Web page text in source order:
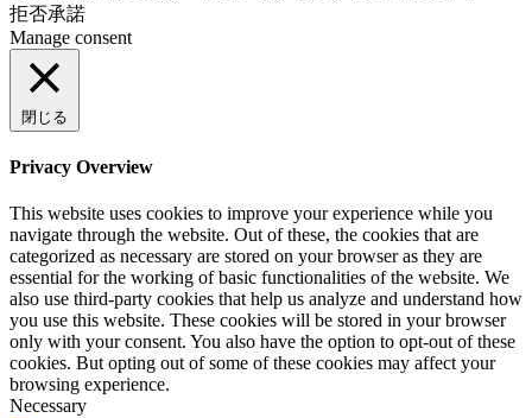
拒否承諾
Manage consent
閉じる
Privacy Overview
This website uses cookies to improve your experience while you
navigate through the website. Out of these, the cookies that are
categorized as necessary are stored on your browser as they are
essential for the working of basic functionalities of the website. We
also use third-party cookies that help us analyze and understand how
you use this website. These cookies will be stored in your browser
only with your consent. You also have the option to opt-out of these
cookies. But opting out of some of these cookies may affect your
browsing experience.
Necessary